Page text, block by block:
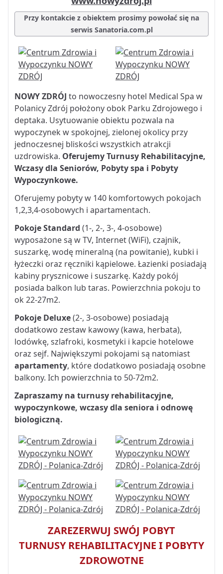
Przy kontakcie z obiektem prosimy powołać się na
serwis Sanatoria.com.pl
NOWY ZDRÓJ to nowoczesny hotel Medical Spa w
Polanicy Zdrój położony obok Parku Zdrojowego i
deptaka. Usytuowanie obiektu pozwala na
wypoczynek w spokojnej, zielonej okolicy przy
jednoczesnej bliskości wszystkich atrakcji
uzdrowiska. Oferujemy Turnusy Rehabilitacyjne,
Wczasy dla Seniorów, Pobyty spa i Pobyty
Wypoczynkowe.
Oferujemy pobyty w 140 komfortowych pokojach
1,2,3,4-osobowych i apartamentach.
Pokoje Standard (1-, 2-, 3-, 4-osobowe)
wyposażone są w TV, Internet (WiFi), czajnik,
suszarkę, wodę mineralną (na powitanie), kubki i
łyżeczki oraz ręczniki kąpielowe. Łazienki posiadają
kabiny prysznicowe i suszarkę. Każdy pokój
posiada balkon lub taras. Powierzchnia pokoju to
ok 22-27m2.
Pokoje Deluxe(2-, 3-osobowe) posiadają
dodatkowo zestaw kawowy (kawa, herbata),
lodówkę, szlafroki, kosmetyki i kapcie hotelowe
oraz sejf. Największymi pokojami są natomiast
apartamenty, które dodatkowo posiadają osobne
balkony. Ich powierzchnia to 50-72m2.
Zapraszamy na turnusy rehabilitacyjne,
wypoczynkowe, wczasy dla seniora i odnowę
biologiczną.
ZAREZERWUJ SWÓJ POBYT
TURNUSY REHABILITACYJNE I POBYTY
ZDROWOTNE